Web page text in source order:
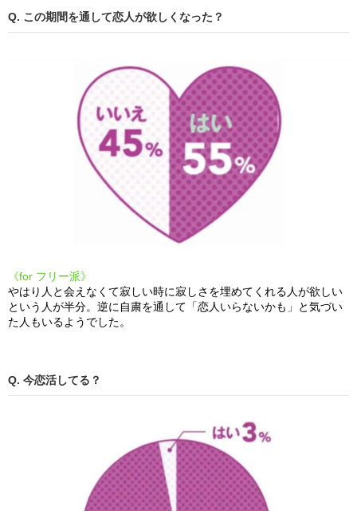
Q. この期間を通して恋人が欲しくなった？
《for フリー派》
やはり人と会えなくて寂しい時に寂しさを埋めてくれる人が欲しい
という人が半分。逆に自粛を通して「恋人いらないかも」と気づい
た人もいるようでした。
Q. 今恋活してる？